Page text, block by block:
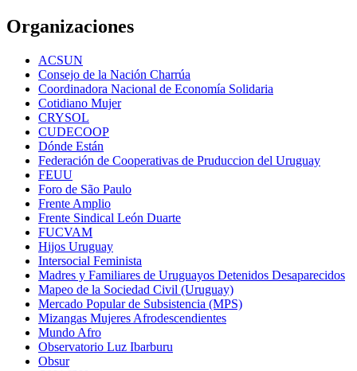
Organizaciones
ACSUN
Consejo de la Nación Charrúa
Coordinadora Nacional de Economía Solidaria
Cotidiano Mujer
CRYSOL
CUDECOOP
Dónde Están
Federación de Cooperativas de Pruduccion del Uruguay
FEUU
Foro de São Paulo
Frente Amplio
Frente Sindical León Duarte
FUCVAM
Hijos Uruguay
Intersocial Feminista
Madres y Familiares de Uruguayos Detenidos Desaparecidos
Mapeo de la Sociedad Civil (Uruguay)
Mercado Popular de Subsistencia (MPS)
Mizangas Mujeres Afrodescendientes
Mundo Afro
Observatorio Luz Ibarburu
Obsur